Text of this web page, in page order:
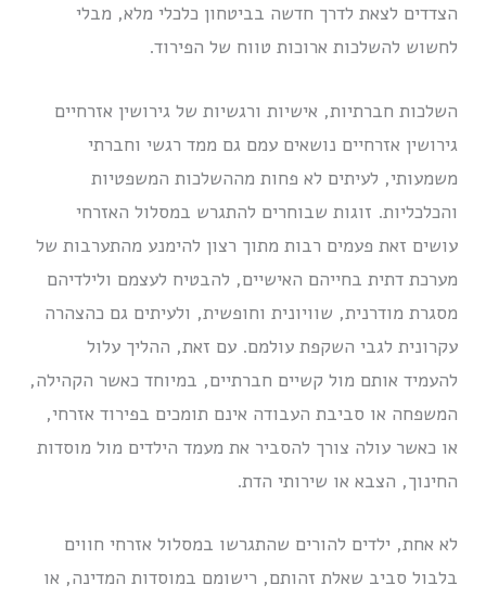
הצדדים לצאת לדרך חדשה בביטחון כלכלי מלא, מבלי
לחשוש להשלכות ארוכות טווח של הפירוד.
השלכות חברתיות, אישיות ורגשיות של גירושין אזרחיים
גירושין אזרחיים נושאים עמם גם ממד רגשי וחברתי
משמעותי, לעיתים לא פחות מההשלכות המשפטיות
והכלכליות. זוגות שבוחרים להתגרש במסלול האזרחי
עושים זאת פעמים רבות מתוך רצון להימנע מהתערבות של
מערכת דתית בחייהם האישיים, להבטיח לעצמם ולילדיהם
מסגרת מודרנית, שוויונית וחופשית, ולעיתים גם כהצהרה
עקרונית לגבי השקפת עולמם. עם זאת, ההליך עלול
להעמיד אותם מול קשיים חברתיים, במיוחד כאשר הקהילה,
המשפחה או סביבת העבודה אינם תומכים בפירוד אזרחי,
או כאשר עולה צורך להסביר את מעמד הילדים מול מוסדות
החינוך, הצבא או שירותי הדת.
לא אחת, ילדים להורים שהתגרשו במסלול אזרחי חווים
בלבול סביב שאלת זהותם, רישומם במוסדות המדינה, או